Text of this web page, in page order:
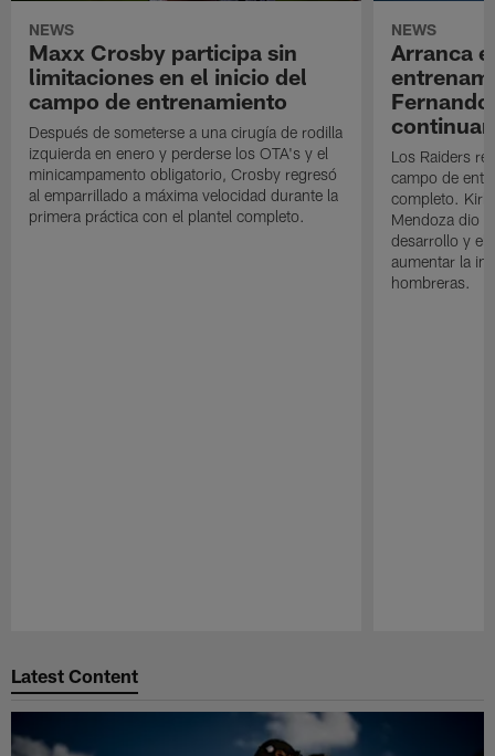
NEWS
Maxx Crosby participa sin
limitaciones en el inicio del
campo de entrenamiento
Después de someterse a una cirugía de rodilla
izquierda en enero y perderse los OTA's y el
minicampamento obligatorio, Crosby regresó
al emparrillado a máxima velocidad durante la
primera práctica con el plantel completo.
NEWS
Arranca
Los Raiders
campo de
completo. Kirk
Mendoza dio
desarrollo y el
aumentar la
hombreras.
Latest Content